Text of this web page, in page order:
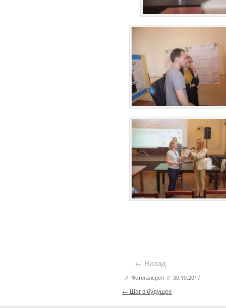
← Назад
// Фотогалерея // 30.10.2017
Post navigation
← Шаг в будущее